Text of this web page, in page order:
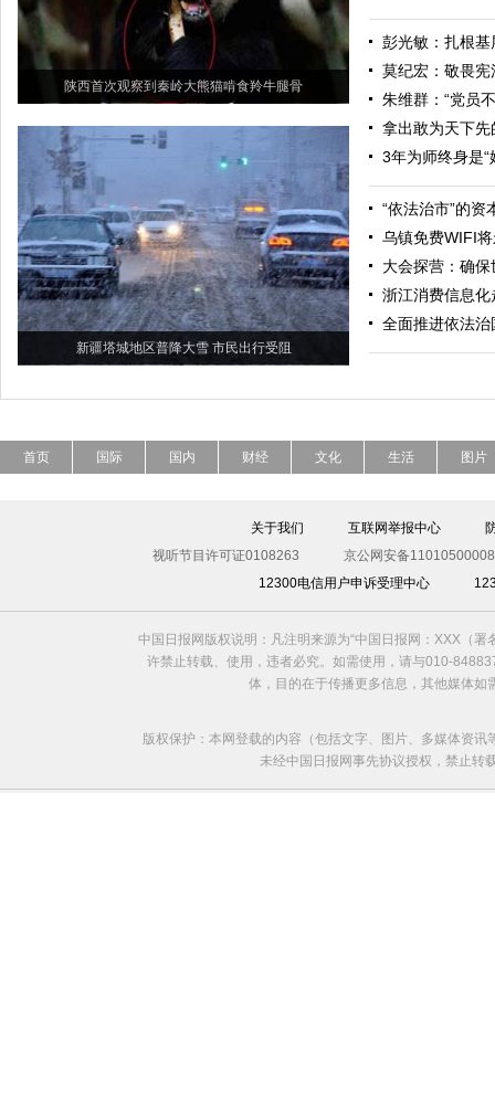
陕西首次观察到秦岭大熊猫啃食羚牛腿骨
新疆塔城地区普降大雪 市民出行受阻
彭光敏：扎根基
莫纪宏：敬畏
朱维群：“党员
拿出敢为天下先
3年为师终身是“
“依法治市”的资
乌镇免费WIFI
大会探营：确
浙江消费信息化
全面推进依法
首页 国际 国内 财经 文化 生活 图片
关于我们 互联网举报中心
视听节目许可证0108263
京公网安备
12300电信用户申诉受理中心
中国日报网版权说明：凡注明来源为“中国日报网：XXX（
许禁止转载、使用，违者必究。如需使用，请与010-
体，目的在于传播更多信息，其他媒体
版权保护：本网登载的内容（包括文字、图片、多媒体资
未经中国日报网事先协议授权，禁止转